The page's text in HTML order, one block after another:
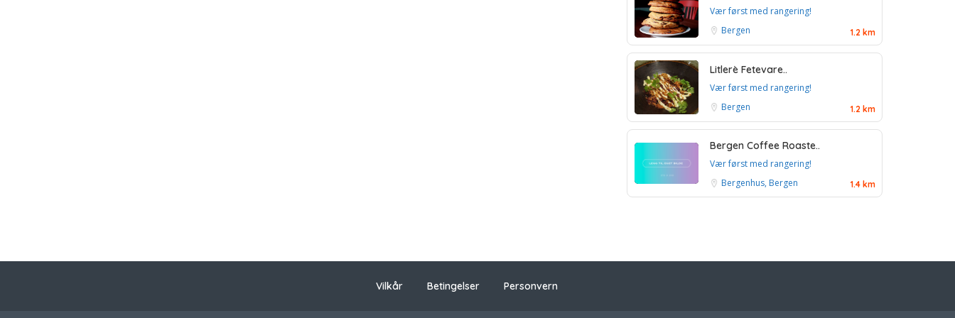
Vær først med rangering!
Bergen
1.2 km
Litlerè Fetevare..
Vær først med rangering!
Bergen
1.2 km
Bergen Coffee Roaste..
Vær først med rangering!
Bergenhus, Bergen
1.4 km
Vilkår Betingelser Personvern